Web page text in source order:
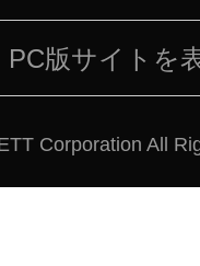
PC版サイトを
Corporation All